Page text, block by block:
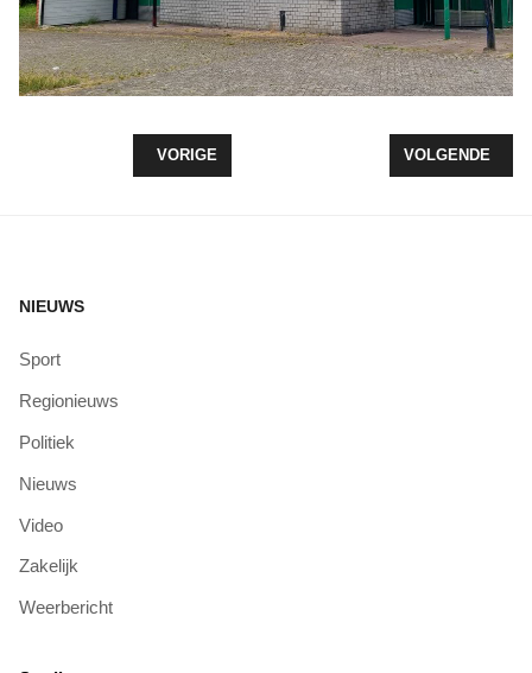
VORIG ARTIKEL: ONGELUKKEN, BRANDEN EN
VORIGE VOLGENDE
VOLGENDE
NIEUWS
Sport
Regionieuws
Politiek
Nieuws
Video
Zakelijk
Weerbericht